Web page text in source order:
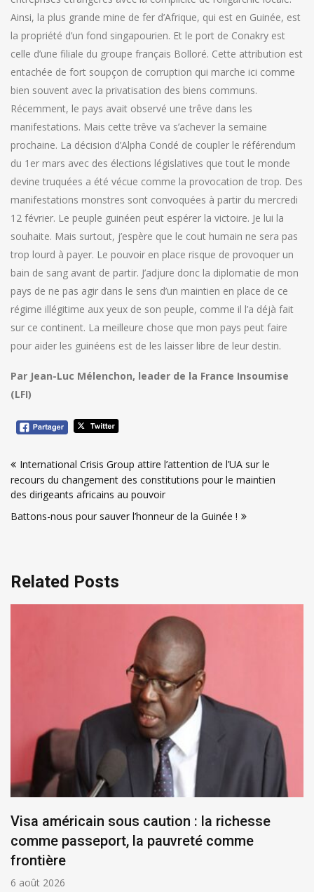
Ainsi, la plus grande mine de fer d’Afrique, qui est en Guinée, est
la propriété d’un fond singapourien. Et le port de Conakry est
celle d’une filiale du groupe français Bolloré. Cette attribution est
entachée de fort soupçon de corruption qui marche ici comme
bien souvent avec la privatisation des biens communs.
Récemment, le pays avait observé une trêve dans les
manifestations. Mais cette trêve va s’achever la semaine
prochaine. La décision d’Alpha Condé de coupler le référendum
du 1er mars avec des élections législatives que tout le monde
devine truquées a été vécue comme la provocation de trop. Des
manifestations monstres sont convoquées à partir du mercredi
12 février. Le peuple guinéen peut espérer la victoire. Je lui la
souhaite. Mais surtout, j’espère que le cout humain ne sera pas
trop lourd à payer. Le pouvoir en place risque de provoquer un
bain de sang avant de partir. J’adjure donc la diplomatie de mon
pays de ne pas agir dans le sens d’un maintien en place de ce
régime illégitime aux yeux de son peuple, comme il l’a déjà fait
sur ce continent. La meilleure chose que mon pays peut faire
pour aider les guinéens est de les laisser libre de leur destin.
Par Jean-Luc Mélenchon, leader de la France Insoumise
(LFI)
de
l’article
International Crisis Group attire l’attention de l’UA sur le
recours du changement des constitutions pour le maintien
des dirigeants africains au pouvoir
Battons-nous pour sauver l’honneur de la Guinée !
Related Posts
Visa américain sous caution : la richesse
comme passeport, la pauvreté comme
frontière
6 août 2026